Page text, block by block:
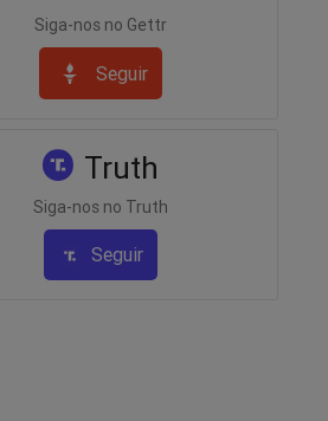
Siga-nos no Gettr
Seguir
Truth
Siga-nos no Truth
Seguir